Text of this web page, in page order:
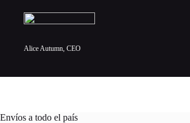
Alice Autumn, CEO
Envíos a todo el país